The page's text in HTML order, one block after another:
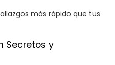
más rápido que tus
Secretos y